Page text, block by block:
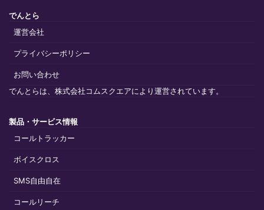
でんとら
運営会社
プライバシーポリシー
お問い合わせ
でんとらは、株式会社コムスクエアにより運営されています。
製品・サービス情報
コールトラッカー
ボイスクロス
SMS自由自在
コールリーチ